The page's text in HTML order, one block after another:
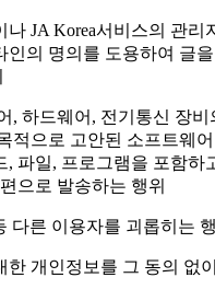
나 JA Korea서비스의 관리
인의 명의를 도용하여 글
, 하드웨어, 전기통신 장
적으로 고안된 소프트웨어
, 파일, 프로그램을 포함하
으로 발송하는 행위
다른 이용자를 괴롭히는
한 개인정보를 그 동의 없